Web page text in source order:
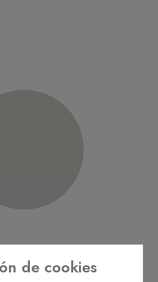
de cookies